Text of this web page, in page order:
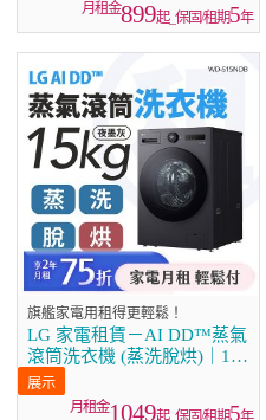
899起_保固/租期5年
旗艦家電用租得更輕鬆！
LG 家電租賃－AI DD™蒸氣
滾筒洗衣機 (蒸洗脫烘)｜15
公斤 (WD-S15NDB)
1049起_保固/租期5年